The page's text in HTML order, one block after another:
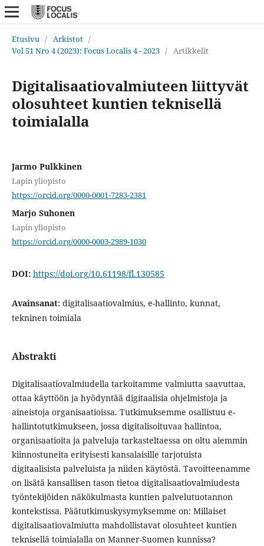
Etusivu / Arkistot /
Vol 51 Nro 4 (2023): Focus Localis 4 - 2023 / Artikkelit
Digitalisaatiovalmiuteen liittyvät
olosuhteet kuntien teknisellä
toimialalla
Jarmo Pulkkinen
Lapin yliopisto
https://orcid.org/0000-0001-7283-2381
Marjo Suhonen
Lapin yliopisto
https://orcid.org/0000-0003-2989-1030
DOI: https://doi.org/10.61198/fl.130585
Avainsanat: digitalisaatiovalmius, e-hallinto, kunnat,
tekninen toimiala
Abstrakti
Digitalisaatiovalmiudella tarkoitamme valmiutta saavuttaa,
ottaa käyttöön ja hyödyntää digitaalisia ohjelmistoja ja
aineistoja organisaatioissa. Tutkimuksemme osallistuu e-
hallintotutkimukseen, jossa digitalisoituvaa hallintoa,
organisaatioita ja palveluja tarkasteltaessa on oltu aiemmin
kiinnostuneita erityisesti kansalaisille tarjotuista
digitaalisista palveluista ja niiden käytöstä. Tavoitteenamme
on lisätä kansallisen tason tietoa digitalisaatiovalmiudesta
työntekijöiden näkökulmasta kuntien palvelutuotannon
kontekstissa. Päätutkimuskysymyksemme on: Millaiset
digitalisaatiovalmiutta mahdollistavat olosuhteet kuntien
teknisellä toimialalla on Manner-Suomen kunnissa?